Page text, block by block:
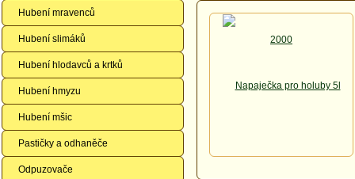
Hubení mravenců
Hubení slimáků
Hubení hlodavců a krtků
Hubení hmyzu
Hubení mšic
Pastičky a odhaněče
Odpuzovače